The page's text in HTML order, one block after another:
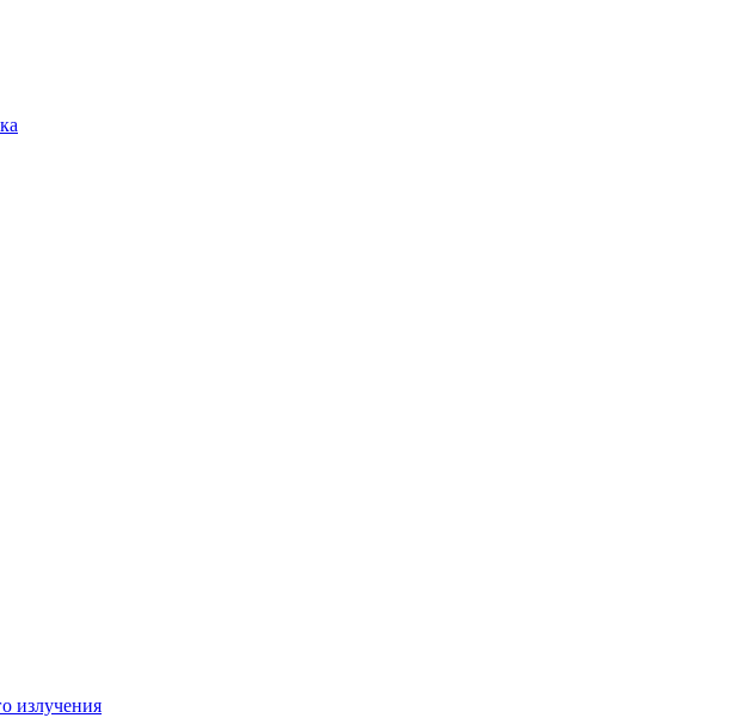
излучения